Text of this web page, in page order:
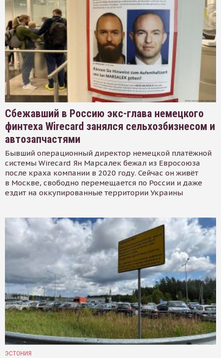
Сбежавший в Россию экс-глава немецкого
финтеха Wirecard занялся сельхозбизнесом и
автозапчастями
Бывший операционный директор немецкой платёжной
системы Wirecard Ян Марсалек бежал из Евросоюза
после краха компании в 2020 году. Сейчас он живёт
в Москве, свободно перемещается по России и даже
ездит на оккупированные территории Украины
ЭСТОНИЯ